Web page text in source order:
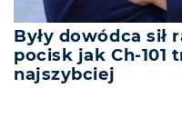
Były dowódca
pocisk jak Ch-101
najszybciej